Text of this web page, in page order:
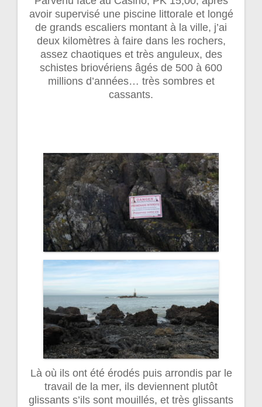
avoir supervisé une piscine littorale et longé
de grands escaliers montant à la ville, j’ai
deux kilomètres à faire dans les rochers,
assez chaotiques et très anguleux, des
schistes briovériens âgés de 500 à 600
millions d’années… très sombres et
cassants.
Là où ils ont été érodés puis arrondis par le
travail de la mer, ils deviennent plutôt
glissants s’ils sont mouillés, et très glissants